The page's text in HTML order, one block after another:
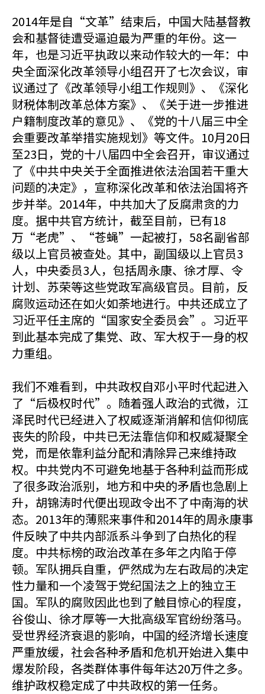
2014年是自“文革”结束后，中国大陆基督教
会和基督徒遭受逼迫最为严重的年份。这一
年，也是习近平执政以来动作较大的一年：中
央全面深化改革领导小组召开了七次会议，审
议通过了《改革领导小组工作规则》、《深化
财税体制改革总体方案》、《关于进一步推进
户籍制度改革的意见》、《党的十八届三中全
会重要改革举措实施规划》等文件。10月20日
至23日，党的十八届四中全会召开，审议通过
了《中共中央关于全面推进依法治国若干重大
问题的决定》，宣称深化改革和依法治国将齐
步并举。2014年，中共加大了反腐肃贪的力
度。据中共官方统计，截至目前，已有18
万“老虎”、“苍蝇”一起被打，58名副省部
级以上官员被查处。其中，副国级以上官员3
人，中央委员3人，包括周永康、徐才厚、令
计划、苏荣等这些党政军高级官员。目前，反
腐败运动还在如火如荼地进行。中共还成立了
习近平任主席的“国家安全委员会”。习近平
到此基本完成了集党、政、军大权于一身的权
力重组。
我们不难看到，中共政权自邓小平时代起进入
了“后极权时代”。随着强人政治的式微，江
泽民时代已经进入了权威逐渐消解和信仰彻底
丧失的阶段，中共已无法靠信仰和权威凝聚全
党，而是依靠利益分配和清除异己来维持政
权。中共党内不可避免地基于各种利益而形成
了很多政治派别，地方和中央的矛盾也急剧上
升，胡锦涛时代便出现政令出不了中南海的状
态。2013年的薄熙来事件和2014年的周永康事
件反映了中共内部派系斗争到了白热化的程
度。中共标榜的政治改革在多年之内陷于停
顿。军队拥兵自重，俨然成为左右政局的决定
性力量和一个凌驾于党纪国法之上的独立王
国。军队的腐败因此也到了触目惊心的程度，
谷俊山、徐才厚等一大批高级军官纷纷落马。
受世界经济衰退的影响，中国的经济增长速度
严重放缓，社会各种矛盾和危机开始进入集中
爆发阶段，各类群体事件每年达20万件之多。
维护政权稳定成了中共政权的第一任务。